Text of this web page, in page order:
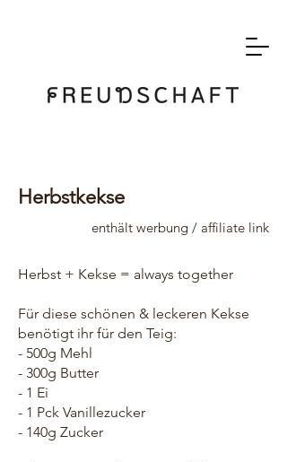
Herbstkekse
enthält werbung / affiliate link
Herbst + Kekse = always together
Für diese schönen & leckeren Kekse
benötigt ihr für den Teig:
- 500g Mehl
- 300g Butter
- 1 Ei
- 1 Pck Vanillezucker
- 140g Zucker